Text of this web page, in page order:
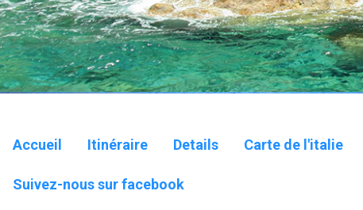
Accueil Itinéraire Details Carte de l'italie
Suivez-nous sur facebook